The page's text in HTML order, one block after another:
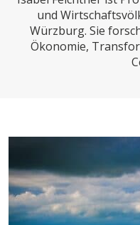
und
Würzburg. Sie
Ökonomie,